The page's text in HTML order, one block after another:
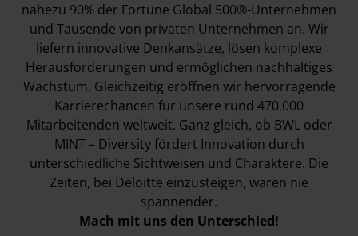
nahezu 90% der Fortune Global 500®-Unternehmen
und Tausende von privaten Unternehmen an. Wir
liefern innovative Denkansätze, lösen komplexe
Herausforderungen und ermöglichen nachhaltiges
Wachstum. Gleichzeitig eröffnen wir hervorragende
Karrierechancen für unsere rund 470.000
Mitarbeitenden weltweit. Ganz gleich, ob BWL oder
MINT – Diversity fördert Innovation durch
unterschiedliche Sichtweisen und Charaktere. Die
Zeiten, bei Deloitte einzusteigen, waren nie
spannender.
Mach mit uns den Unterschied!